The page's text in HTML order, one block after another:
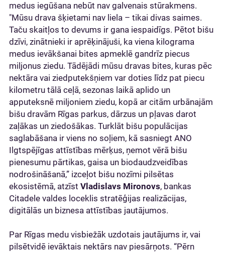
medus iegūšana nebūt nav galvenais stūrakmens.
"Mūsu drava šķietami nav liela – tikai divas saimes.
Taču skaitļos to devums ir gana iespaidīgs. Pētot bišu
dzīvi, zinātnieki ir aprēķinājuši, ka viena kilograma
medus ievākšanai bites apmeklē gandrīz piecus
miljonus ziedu. Tādējādi mūsu dravas bites, kuras pēc
nektāra vai ziedputekšņiem var doties līdz pat piecu
kilometru tālā ceļā, sezonas laikā aplido un
apputeksnē miljoniem ziedu, kopā ar citām urbānajām
bišu dravām Rīgas parkus, dārzus un pļavas darot
zaļākas un ziedošākas. Turklāt bišu populācijas
saglabāšana ir viens no soļiem, kā sasniegt ANO
Ilgtspējīgas attīstības mērķus, ņemot vērā bišu
pienesumu pārtikas, gaisa un biodaudzveidības
nodrošināšanā,” izceļot bišu nozīmi pilsētas
ekosistēmā, atzīst Vladislavs Mironovs, bankas
Citadele valdes loceklis stratēģijas realizācijas,
digitālās un biznesa attīstības jautājumos.
Par Rīgas medu visbiežāk uzdotais jautājums ir, vai
pilsētvidē ievāktais nektārs nav piesārņots. “Pērn